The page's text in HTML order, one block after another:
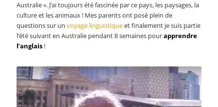
Australie ». J’ai toujours été fascinée par ce pays, les paysages, la
culture et les animaux ! Mes parents ont posé plein de
questions sur un voyage linguistiqueet finalement je suis partie
l’été suivant en Australie pendant 8 semaines pourapprendre
l’anglais!